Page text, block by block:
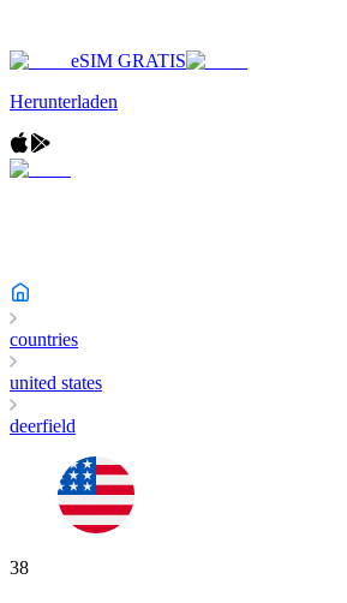
eSIM GRATIS
Herunterladen
countries
united states
deerfield
38